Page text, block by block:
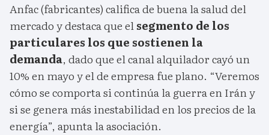
Anfac (fabricantes) califica de buena la salud del
mercado y destaca que elsegmento de los
particulares los que sostienen la
demanda, dado que el canal alquilador cayó un
10% en mayo y el de empresa fue plano. “Veremos
cómo se comporta si continúa la guerra en Irán y
si se genera más inestabilidad en los precios de la
energía”, apunta la asociación.